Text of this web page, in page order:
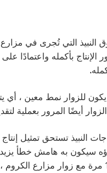
النبيذ التي تُجرى في
بأكمله واعتمادًا
يكون للزوار نمط معين ، أي
أيضًا المرور بعملية
النبيذ تستحق تمثيل إنتاج
100 مرة مع زوار مزارع